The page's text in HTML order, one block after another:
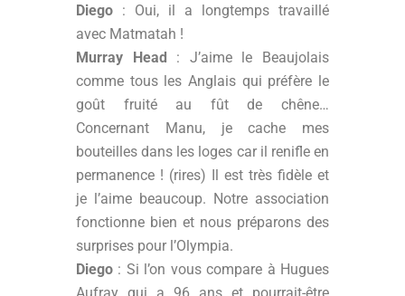
Diego : Oui, il a longtemps travaillé
avec Matmatah !
Murray Head : J’aime le Beaujolais
comme tous les Anglais qui préfère le
goût fruité au fût de chêne…
Concernant Manu, je cache mes
bouteilles dans les loges car il renifle en
permanence ! (rires) Il est très fidèle et
je l’aime beaucoup. Notre association
fonctionne bien et nous préparons des
surprises pour l’Olympia.
Diego : Si l’on vous compare à Hugues